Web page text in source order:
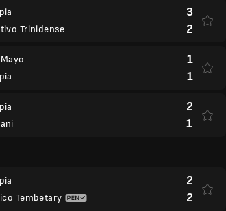
Trinidense
3
2
1
1
2
1
Tembetary
2
2